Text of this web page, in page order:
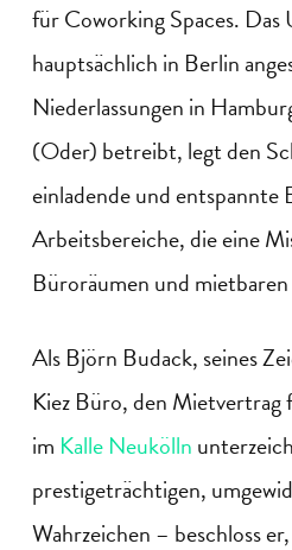
für Coworking Spaces. Das
hauptsächlich in Berlin
Niederlassungen in
(Oder) betreibt, legt den
einladende und entspannte
Arbeitsbereiche, die eine
Büroräumen und
Als Björn Budack, seines
Kiez Büro, den Mietvertrag
im Kalle Neukölln
prestigeträchtigen,
Wahrzeichen – beschloss